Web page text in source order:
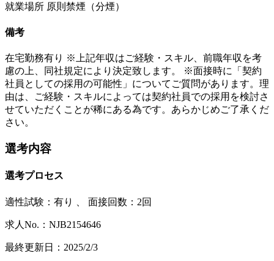
就業場所 原則禁煙（分煙）
備考
在宅勤務有り ※上記年収はご経験・スキル、前職年収を考
慮の上、同社規定により決定致します。 ※面接時に「契約
社員としての採用の可能性」についてご質問があります。理
由は、ご経験・スキルによっては契約社員での採用を検討さ
せていただくことが稀にある為です。あらかじめご了承くだ
さい。
選考内容
選考プロセス
適性試験： 有り 面接回数：2回
求人No.：NJB2154646
最終更新日：2025/2/3